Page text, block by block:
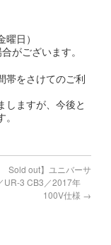
日）
がございます。
帯をさけてのご利
しますが、今後と
Sold out】ユニバーサ
UR-3 CB3／2017年
100V仕様 →